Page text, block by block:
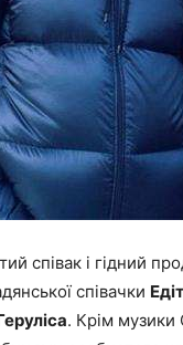
співак і гідний
співачки
. Крім музики